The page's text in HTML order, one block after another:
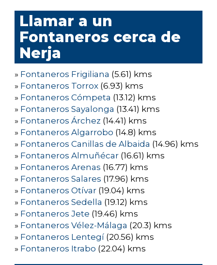
Llamar a un
Fontaneros cerca de
Nerja
» Fontaneros Frigiliana (5.61) kms
» Fontaneros Torrox (6.93) kms
» Fontaneros Cómpeta (13.12) kms
» Fontaneros Sayalonga (13.41) kms
» Fontaneros Árchez (14.41) kms
» Fontaneros Algarrobo (14.8) kms
» Fontaneros Canillas de Albaida (14.96) kms
» Fontaneros Almuñécar (16.61) kms
» Fontaneros Arenas (16.77) kms
» Fontaneros Salares (17.96) kms
» Fontaneros Otívar (19.04) kms
» Fontaneros Sedella (19.12) kms
» Fontaneros Jete (19.46) kms
» Fontaneros Vélez-Málaga (20.3) kms
» Fontaneros Lentegí (20.56) kms
» Fontaneros Itrabo (22.04) kms